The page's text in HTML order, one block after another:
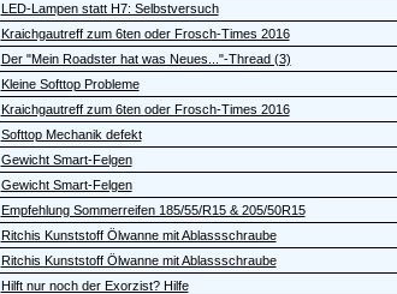
LED-Lampen statt H7: Selbstversuch
Kraichgautreff zum 6ten oder Frosch-Times 2016
Der "Mein Roadster hat was Neues..."-Thread (3)
Kleine Softtop Probleme
Kraichgautreff zum 6ten oder Frosch-Times 2016
Softtop Mechanik defekt
Gewicht Smart-Felgen
Gewicht Smart-Felgen
Empfehlung Sommerreifen 185/55/R15 & 205/50R15
Ritchis Kunststoff Ölwanne mit Ablassschraube
Ritchis Kunststoff Ölwanne mit Ablassschraube
Hilft nur noch der Exorzist? Hilfe